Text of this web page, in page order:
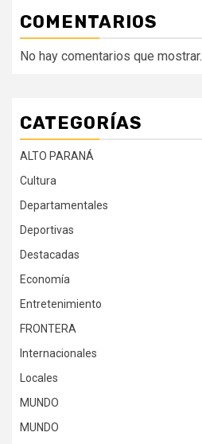
COMENTARIOS
No hay comentarios que mostrar.
CATEGORÍAS
ALTO PARANÁ
Cultura
Departamentales
Deportivas
Destacadas
Economía
Entretenimiento
FRONTERA
Internacionales
Locales
MUNDO
MUNDO